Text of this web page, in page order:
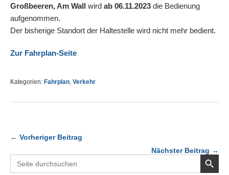
Großbeeren, Am Wall wird ab 06.11.2023 die Bedienung
aufgenommen.
Der bisherige Standort der Haltestelle wird nicht mehr bedient.
Zur Fahrplan-Seite
Kategorien: Fahrplan, Verkehr
← Vorheriger Beitrag
Nächster Beitrag →
Search
for:
Search Button